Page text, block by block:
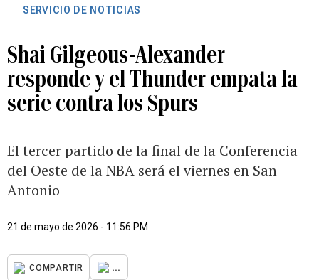
SERVICIO DE NOTICIAS
Shai Gilgeous-Alexander
responde y el Thunder empata la
serie contra los Spurs
El tercer partido de la final de la Conferencia
del Oeste de la NBA será el viernes en San
Antonio
21 de mayo de 2026 - 11:56 PM
COMPARTIR ...